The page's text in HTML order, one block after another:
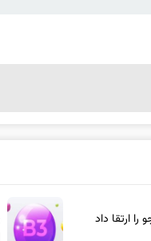
ارتقا داد